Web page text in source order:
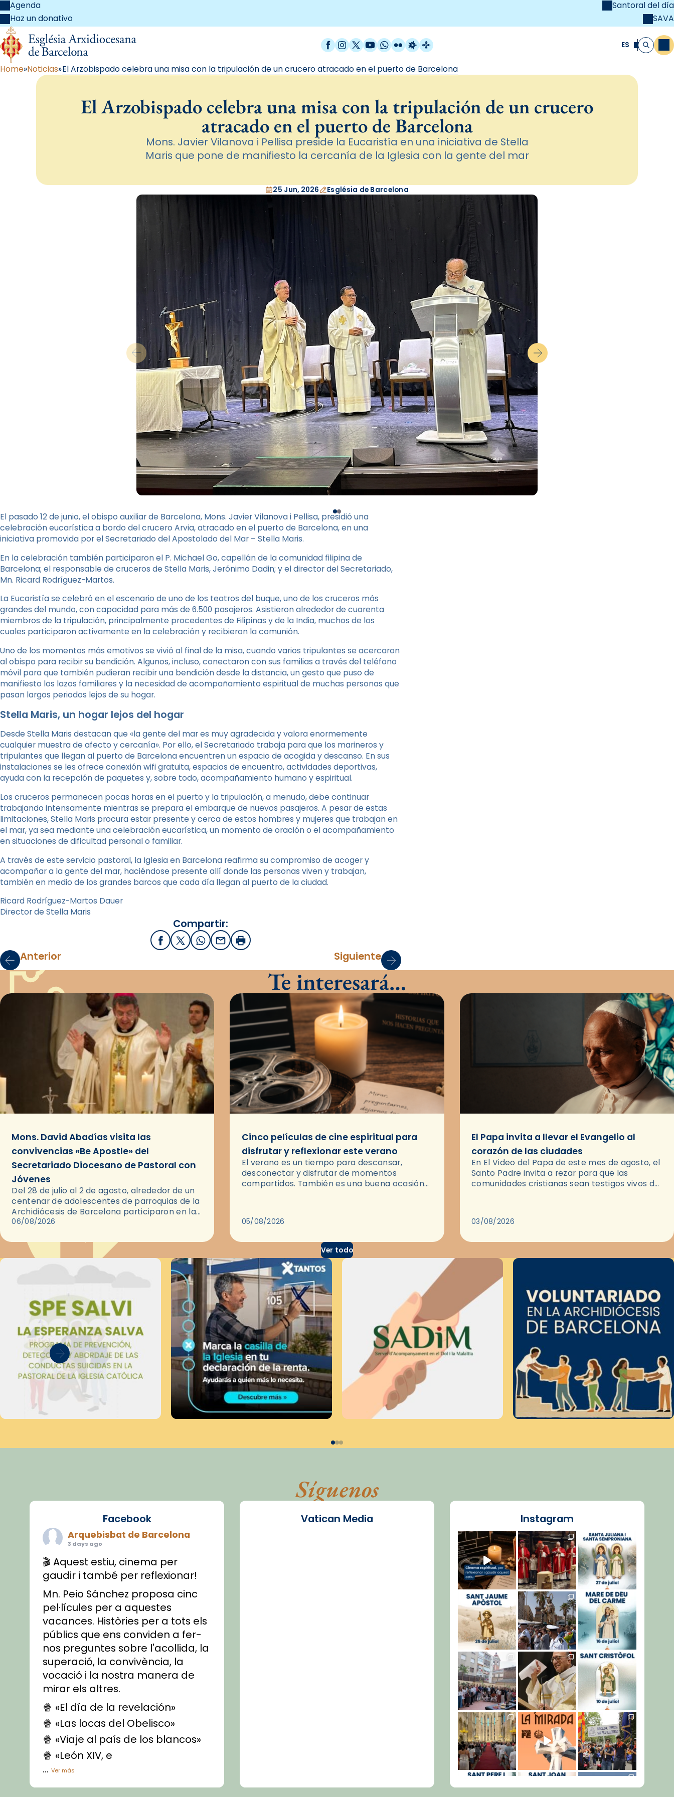
Agenda
Haz un donativo
Santoral del día
SAVA
Facebook
Instagram
X / Twitter
YouTube
WhatsApp
FlickrRadio Estel
Catalunya Cristiana ES Buscar
Home Noticias El Arzobispado celebra una misa con la tripulación de un crucero atracado en el puerto de Barcelona
El Arzobispado celebra una misa con la tripulación de un crucero
atracado en el puerto de Barcelona
Mons. Javier Vilanova i Pellisa preside la Eucaristía en una iniciativa de Stella
Maris que pone de manifiesto la cercanía de la Iglesia con la gente del mar
25 Jun, 2026 Església de Barcelona
El pasado 12 de junio, el obispo auxiliar de Barcelona, Mons. Javier Vilanova i Pellisa, presidió una
celebración eucarística a bordo del crucero Arvia, atracado en el puerto de Barcelona, en una
iniciativa promovida por el Secretariado del Apostolado del Mar – Stella Maris.
En la celebración también participaron el P. Michael Go, capellán de la comunidad filipina de
Barcelona; el responsable de cruceros de Stella Maris, Jerónimo Dadin; y el director del Secretariado,
Mn. Ricard Rodríguez-Martos.
La Eucaristía se celebró en el escenario de uno de los teatros del buque, uno de los cruceros más
grandes del mundo, con capacidad para más de 6.500 pasajeros. Asistieron alrededor de cuarenta
miembros de la tripulación, principalmente procedentes de Filipinas y de la India, muchos de los
cuales participaron activamente en la celebración y recibieron la comunión.
Uno de los momentos más emotivos se vivió al final de la misa, cuando varios tripulantes se acercaron
al obispo para recibir su bendición. Algunos, incluso, conectaron con sus familias a través del teléfono
móvil para que también pudieran recibir una bendición desde la distancia, un gesto que puso de
manifiesto los lazos familiares y la necesidad de acompañamiento espiritual de muchas personas que
pasan largos periodos lejos de su hogar.
Stella Maris, un hogar lejos del hogar
Desde Stella Maris destacan que «la gente del mar es muy agradecida y valora enormemente
cualquier muestra de afecto y cercanía». Por ello, el Secretariado trabaja para que los marineros y
tripulantes que llegan al puerto de Barcelona encuentren un espacio de acogida y descanso. En sus
instalaciones se les ofrece conexión wifi gratuita, espacios de encuentro, actividades deportivas,
ayuda con la recepción de paquetes y, sobre todo, acompañamiento humano y espiritual.
Los cruceros permanecen pocas horas en el puerto y la tripulación, a menudo, debe continuar
trabajando intensamente mientras se prepara el embarque de nuevos pasajeros. A pesar de estas
limitaciones, Stella Maris procura estar presente y cerca de estos hombres y mujeres que trabajan en
el mar, ya sea mediante una celebración eucarística, un momento de oración o el acompañamiento
en situaciones de dificultad personal o familiar.
A través de este servicio pastoral, la Iglesia en Barcelona reafirma su compromiso de acoger y
acompañar a la gente del mar, haciéndose presente allí donde las personas viven y trabajan,
también en medio de los grandes barcos que cada día llegan al puerto de la ciudad.
Ricard Rodríguez-Martos Dauer
Director de Stella Maris
Compartir:
FacebookX / Twitter
WhatsApp
EmailImprimir
Anterior Siguiente
Te interesará…
Mons. David Abadías visita las
convivencias «Be Apostle» del
Secretariado Diocesano de Pastoral con
Jóvenes
Del 28 de julio al 2 de agosto, alrededor de un
centenar de adolescentes de parroquias de la
Archidiócesis de Barcelona participaron en las
convivencias Be Apostle, organizadas por el
06/08/2026
Cinco películas de cine espiritual para
disfrutar y reflexionar este verano
El verano es un tiempo para descansar,
desconectar y disfrutar de momentos
compartidos. También es una buena ocasión
05/08/2026
El Papa invita a llevar el Evangelio al
corazón de las ciudades
En El Video del Papa de este mes de agosto, el
Santo Padre invita a rezar para que las
comunidades cristianas sean testigos vivos del
03/08/2026
Ver todo
Síguenos
Facebook
Arquebisbat de Barcelona
3 days ago
🎬 Aquest estiu, cinema per
gaudir i també per reflexionar!
Mn. Peio Sánchez proposa cinc
pel·lícules per a aquestes
vacances. Històries per a tots els
públics que ens conviden a fer-
nos preguntes sobre l'acollida, la
superació, la convivència, la
vocació i la nostra manera de
mirar els altres.
🍿 «El día de la revelación»
🍿 «Las locas del Obelisco»
🍿 «Viaje al país de los blancos»
🍿 «León XIV, e
...Ver más
Vídeo
Vatican Media Instagram